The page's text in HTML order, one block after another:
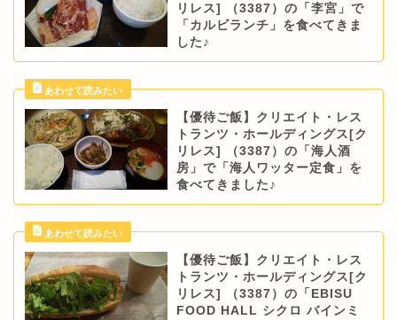
リレス] （3387）の「李宮」で
「カルビランチ」を食べてきま
した♪
【優待ご飯】クリエイト・レス
トランツ・ホールディングス[ク
リレス] （3387）の「海人酒
房」で「海人ワッター定食」を
食べてきました♪
【優待ご飯】クリエイト・レス
トランツ・ホールディングス[ク
リレス] （3387）の「EBISU
FOOD HALL シクロ バインミ